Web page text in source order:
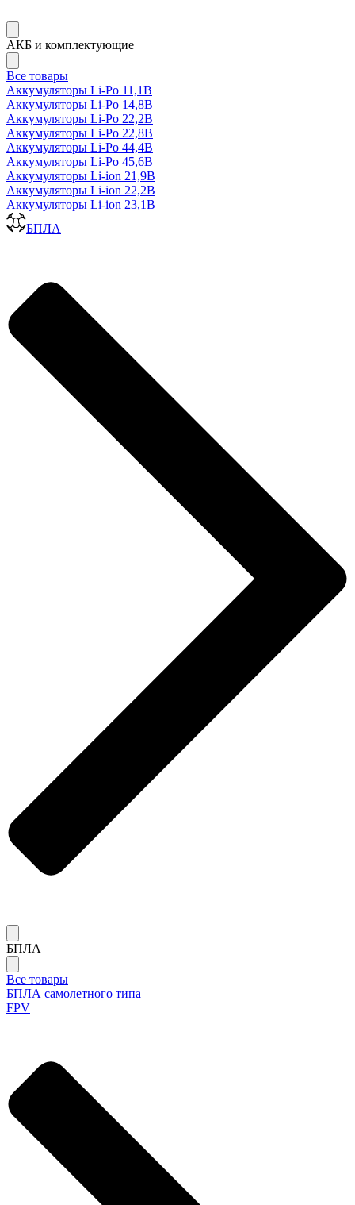
АКБ и комплектующие
Все товары
Аккумуляторы Li-Po 11,1В
Аккумуляторы Li-Po 14,8В
Аккумуляторы Li-Po 22,2В
Аккумуляторы Li-Po 22,8В
Аккумуляторы Li-Po 44,4В
Аккумуляторы Li-Po 45,6В
Аккумуляторы Li-ion 21,9В
Аккумуляторы Li-ion 22,2В
Аккумуляторы Li-ion 23,1В
БПЛА
БПЛА
Все товары
БПЛА самолетного типа
FPV